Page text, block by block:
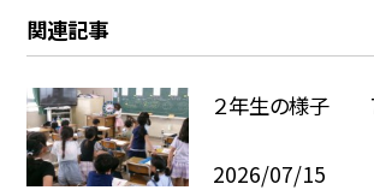
関連記事
２年生の様子 7
2026/07/15